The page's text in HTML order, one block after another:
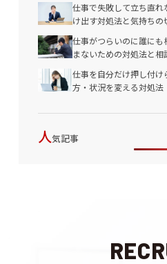
仕事で失敗して立ち直
け出す対処法と気持ちの
仕事がつらいのに誰に
まないための対処法と相
仕事を自分だけ押し付け
方・状況を変える対処法
人気記事